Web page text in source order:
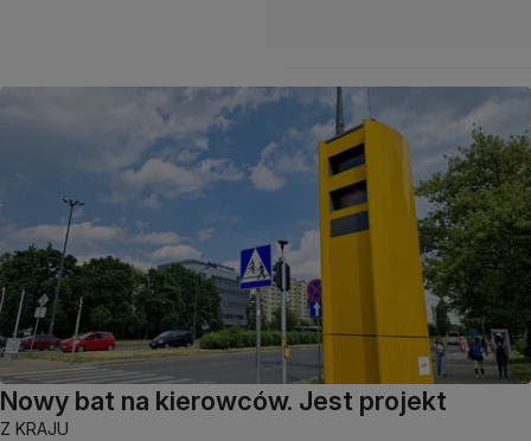
Nowy bat na kierowców. Jest projekt
Z KRAJU